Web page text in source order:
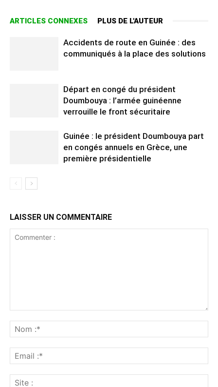
ARTICLES CONNEXES PLUS DE L'AUTEUR
Accidents de route en Guinée : des
communiqués à la place des solutions
Départ en congé du président
Doumbouya : l’armée guinéenne
verrouille le front sécuritaire
Guinée : le président Doumbouya part
en congés annuels en Grèce, une
première présidentielle
LAISSER UN COMMENTAIRE